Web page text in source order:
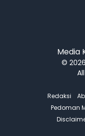
Media
©
Redaksi
Pedoman